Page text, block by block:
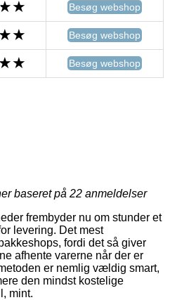
Besøg webshop
Besøg webshop
Besøg webshop
baseret på 22 anmeldelser
frembyder nu om stunder et
levering. Det mest
fordi det så giver
afhente varerne når der er
er nemlig vældig smart,
den mindst kostelige
mint.